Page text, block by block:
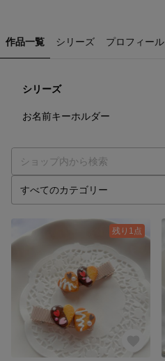
作品一覧 シリーズ プロフィール
シリーズ
お名前キーホルダー
残り1点